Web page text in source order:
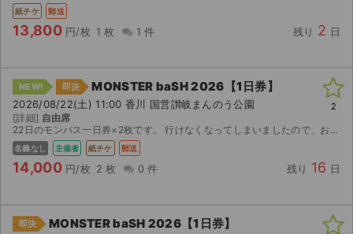
紙チケ 郵送
13,800 円/枚 1 枚 1 件 残り 2 日
NEW! 即決 MONSTER baSH 2026【1日券】
2026/08/22(土) 11:00 香川 国営讃岐まんのう公園
[詳細] 自由席
22日のモンバス一日券×2枚です。 行けなくなってしまいましたので、お譲りします
名義なし 主催者 紙チケ 郵送
14,000 円/枚 2 枚 0 件 残り 16 日
2
即決 MONSTER baSH 2026【1日券】